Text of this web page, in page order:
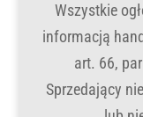
Wszystkie
informacją
art. 66,
Sprzedający